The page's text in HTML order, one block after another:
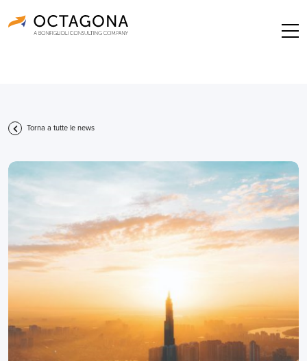
Torna a tutte le news